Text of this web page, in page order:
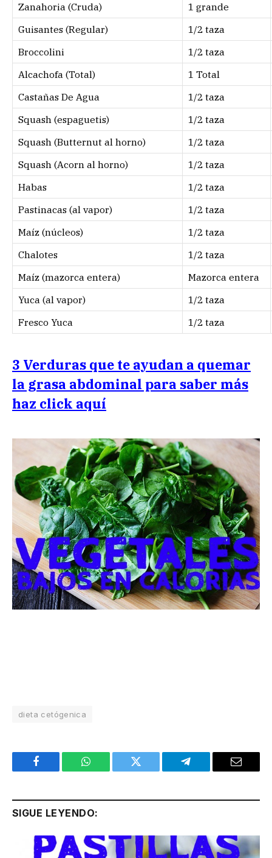
Zanahoria (Cruda)
1 grande
Guisantes (Regular)
1/2 taza
Broccolini
1/2 taza
Alcachofa (Total)
1 Total
Castañas De Agua
1/2 taza
Squash (espaguetis)
1/2 taza
Squash (Butternut al horno)
1/2 taza
Squash (Acorn al horno)
1/2 taza
Habas
1/2 taza
Pastinacas (al vapor)
1/2 taza
Maíz (núcleos)
1/2 taza
Chalotes
1/2 taza
Maíz (mazorca entera)
Mazorca entera
Yuca (al vapor)
1/2 taza
Fresco Yuca
1/2 taza
3 Verduras que te ayudan a quemar
la grasa abdominal para saber más
haz click aquí
dieta cetógenica
Facebook WhatsApp Twitter Telegram Email
SIGUE LEYENDO: